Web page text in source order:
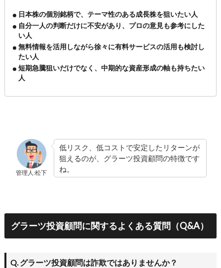
日本株の個別銘柄で、テーマ性のある成長株を狙いたい人
自分一人の判断だけに不安があり、プロの意見も参考にした
い人
無料情報を活用しながら徐々に有料サービスの活用も検討し
たい人
短期急騰狙いだけでなく、中期的な資産形成の軸も持ちたい
人
管理人:松下
低リスク、低コストで安定したリターンが
狙えるのが、グラーツ投資顧問の特徴です
ね。
グラーツ投資顧問に関するよくある質問（Q&A）
Q. グラーツ投資顧問は詐欺ではありませんか？